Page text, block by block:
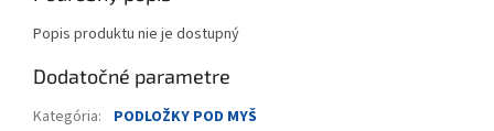
Popis produktu nie je dostupný
Dodatočné parametre
Kategória:
PODLOŽKY POD MYŠ